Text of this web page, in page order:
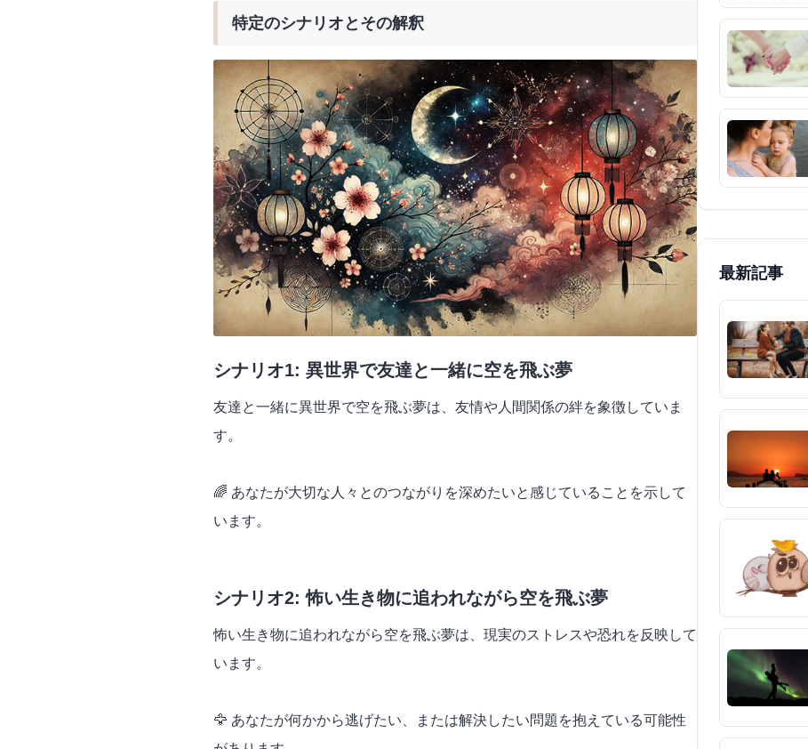
特定のシナリオとその解釈
シナリオ1: 異世界で友達と一緒に空を飛ぶ夢
友達と一緒に異世界で空を飛ぶ夢は、友情や人間関係の絆を象徴していま
す。
🌈 あなたが大切な人々とのつながりを深めたいと感じていることを示して
います。
シナリオ2: 怖い生き物に追われながら空を飛ぶ夢
怖い生き物に追われながら空を飛ぶ夢は、現実のストレスや恐れを反映して
います。
🦅 あなたが何かから逃げたい、または解決したい問題を抱えている可能性
最新記事